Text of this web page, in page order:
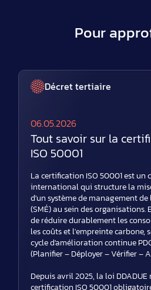
Pour
Décret tertiaire
06.05.2026
Tout savoir sur la
ISO 50001
La certification ISO 50001 est un
international qui structure la
d'un système de management de
(SMÉ) au sein des organisations.
de réduire durablement les
les coûts et l'empreinte carbone,
cycle d'amélioration continue
(Planifier – Déployer – Vérifier –
Depuis avril 2025, la loi DDADUE
certification ISO 50001